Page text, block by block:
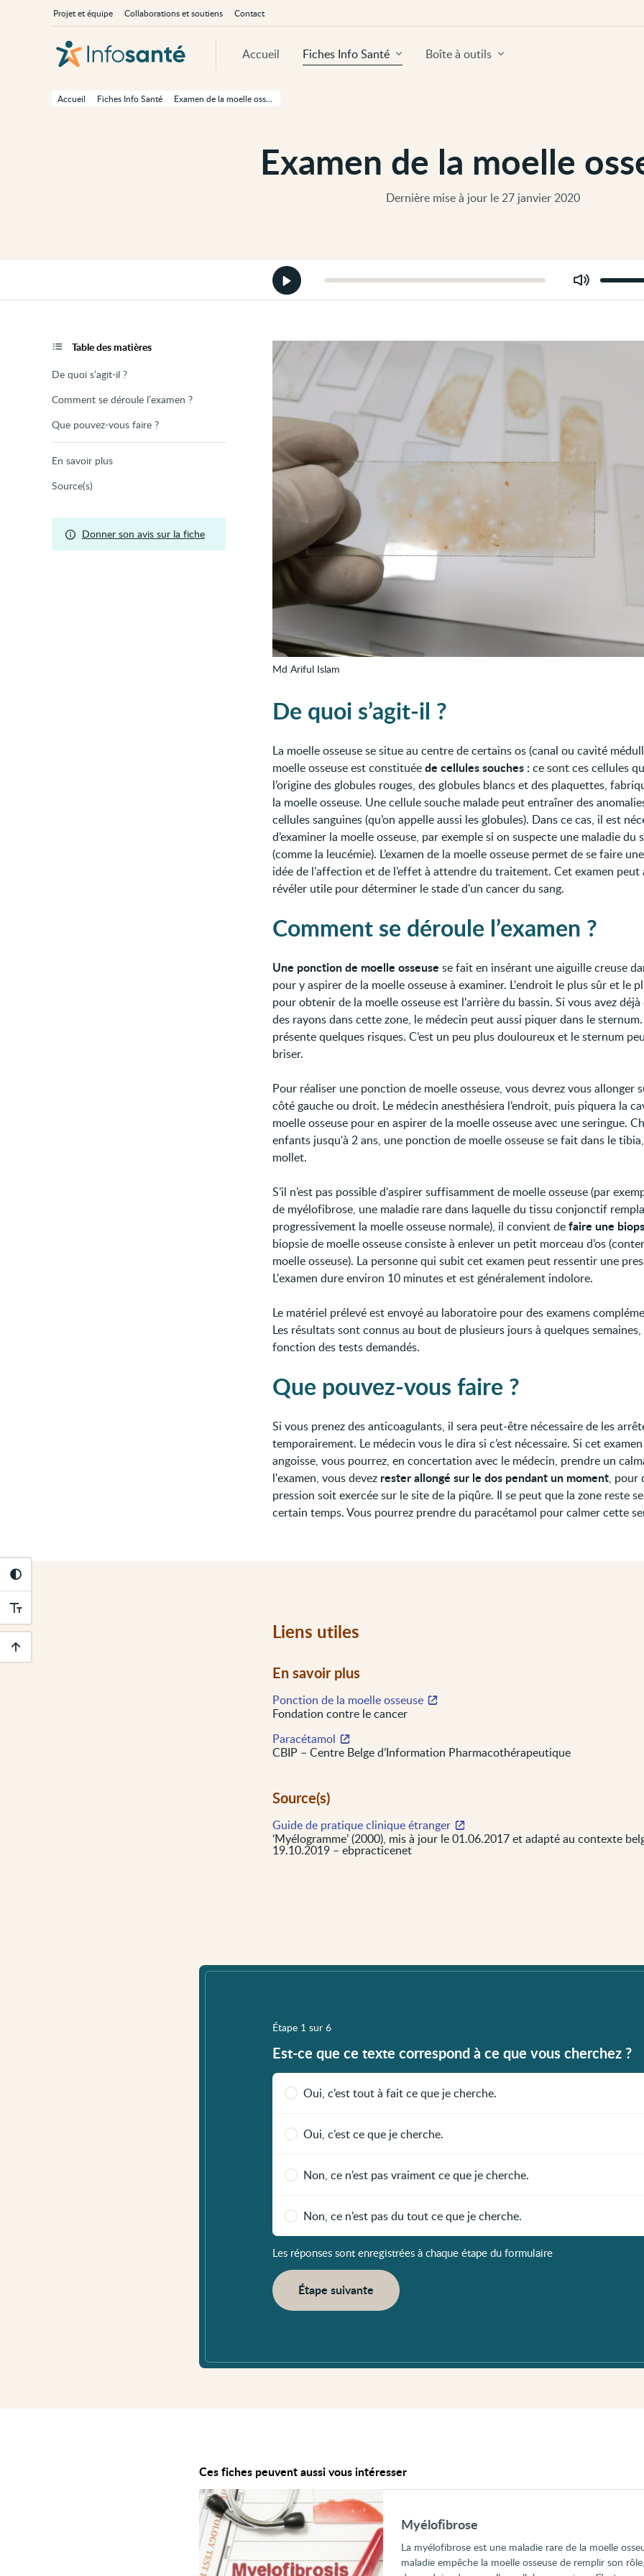
Examen de la moelle
Dernière mise à jour le 27 janvier 2020
Accueil Fiches Info Santé Examen de la moelle osseuse
principale
Accueil Fiches Info Santé Boîte à outils
À
propos
Projet et équipe Collaborations et soutiens Contact
Outils
d'accessibilité
Démarrer
la
version
page
Modifier
volume
Md Ariful Islam
De quoi s’agit-il ?
La moelle osseuse se situe au centre de certains os (canal ou cavité
moelle osseuse est constituéede cellules souches :ce sont ces cellules
l’origine des globules rouges, des globules blancs et des plaquettes,
la moelle osseuse. Une cellule souche malade peut entraîner des
cellules sanguines (qu’on appelle aussi les globules). Dans ce cas, il est
d’examiner la moelle osseuse, par exemple si on suspecte une maladie du
(comme la leucémie). L’examen de la moelle osseuse permet de se faire
idée de l’affection et de l’effet à attendre du traitement. Cet examen peut
révéler utile pour déterminer le stade d'un cancer du sang.
Comment se déroule l’examen ?
Une ponction de moelle osseuse se fait en insérant une aiguille creuse
pour y aspirer de la moelle osseuse à examiner. L'endroit le plus sûr et le
pour obtenir de la moelle osseuse est l'arrière du bassin. Si vous avez déjà
des rayons dans cette zone, le médecin peut aussi piquer dans le
présente quelques risques. C’est un peu plus douloureux et le sternum
briser.
Pour réaliser une ponction de moelle osseuse, vous devrez vous allonger
côté gauche ou droit. Le médecin anesthésiera l’endroit, puis piquera la
moelle osseuse pour en aspirer de la moelle osseuse avec une seringue.
enfants jusqu'à 2 ans, une ponction de moelle osseuse se fait dans le
mollet.
S’il n’est pas possible d’aspirer suffisamment de moelle osseuse (par
de myélofibrose, une maladie rare dans laquelle du tissu conjonctif
progressivement la moelle osseuse normale), il convient defaire une
biopsie de moelle osseuse consiste à enlever un petit morceau d’os
moelle osseuse). La personne qui subit cet examen peut ressentir une
L'examen dure environ 10 minutes et est généralement indolore.
Le matériel prélevé est envoyé au laboratoire pour des examens
Les résultats sont connus au bout de plusieurs jours à quelques semaines,
fonction des tests demandés.
Que pouvez-vous faire ?
Si vous prenez des anticoagulants, il sera peut-être nécessaire de les
temporairement. Le médecin vous le dira si c’est nécessaire. Si cet
angoisse, vous pourrez, en concertation avec le médecin, prendre un
l'examen, vous devez rester allongé sur le dos pendant un moment, pour
pression soit exercée sur le site de la piqûre. Il se peut que la zone reste
certain temps. Vous pourrez prendre du paracétamol pour calmer cette
Table des matières
De quoi s’agit-il ?
Comment se déroule l’examen ?
Que pouvez-vous faire ?
En savoir plus
Source(s)
Donner son avis sur la fiche
Liens utiles
En savoir plus
Ponction de la moelle osseuse
Fondation contre le cancer
Paracétamol
CBIP – Centre Belge d’Information Pharmacothérapeutique
Source(s)
Guide de pratique clinique étranger
‘Myélogramme’ (2000), mis à jour le 01.06.2017 et adapté au contexte
19.10.2019 – ebpracticenet
Étape 1 sur 6
Est-ce que ce texte correspond à ce que vous cherchez ?
Oui, c’est tout à fait ce que je cherche.
Oui, c’est ce que je cherche.
Non, ce n’est pas vraiment ce que je cherche.
Non, ce n’est pas du tout ce que je cherche.
Les réponses sont enregistrées à chaque étape du formulaire
Étape suivante
Ces fiches peuvent aussi vous intéresser
Voir
Myélofibrose
Myélofibrose
La myélofibrose est une maladie rare de la moelle
maladie empêche la moelle osseuse de remplir son